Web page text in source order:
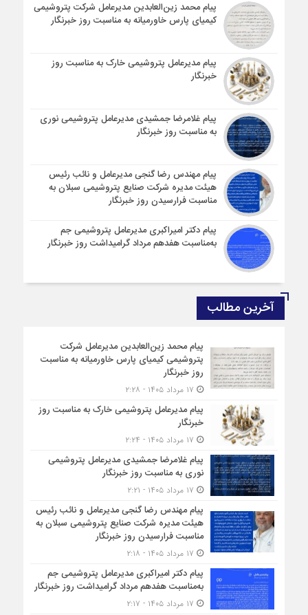
پیام محمد زین‌العابدین مدیرعامل شرکت پتروشیمی
کیمیای پارس خاورمیانه به مناسبت روز خبرنگار
پیام مدیرعامل پتروشیمی خارک به مناسبت روز
خبرنگار
پیام غلامرضا جمشیدی مدیرعامل پتروشیمی نوری
به مناسبت روز خبرنگار
پیام مهندس رضا گنجی مدیرعامل و نائب رئیس
هیئت مدیره شرکت صنایع پتروشیمی سبلان به
مناسبت فرارسیدن روز خبرنگار
پیام دکتر امیراکبری مدیرعامل پتروشیمی جم
به‌مناسبت هفدهم مرداد گرامیداشت روز خبرنگار
آخرین مطالب
پیام محمد زین‌العابدین مدیرعامل شرکت
پتروشیمی کیمیای پارس خاورمیانه به مناسبت
روز خبرنگار
پیام مدیرعامل پتروشیمی خارک به مناسبت روز
خبرنگار
پیام غلامرضا جمشیدی مدیرعامل پتروشیمی
نوری به مناسبت روز خبرنگار
پیام مهندس رضا گنجی مدیرعامل و نائب رئیس
هیئت مدیره شرکت صنایع پتروشیمی سبلان به
مناسبت فرارسیدن روز خبرنگار
پیام دکتر امیراکبری مدیرعامل پتروشیمی جم
به‌مناسبت هفدهم مرداد گرامیداشت روز خبرنگار